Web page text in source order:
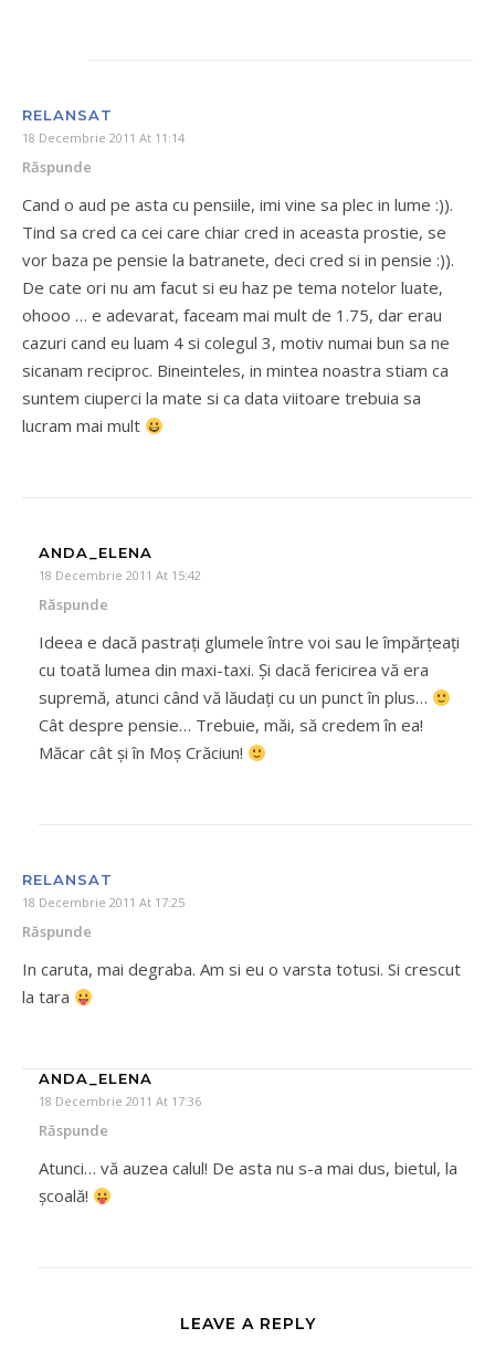
RELANSAT
18 Decembrie 2011 At 11:14
Răspunde
Cand o aud pe asta cu pensiile, imi vine sa plec in lume :)).
Tind sa cred ca cei care chiar cred in aceasta prostie, se
vor baza pe pensie la batranete, deci cred si in pensie :)).
De cate ori nu am facut si eu haz pe tema notelor luate,
ohooo … e adevarat, faceam mai mult de 1.75, dar erau
cazuri cand eu luam 4 si colegul 3, motiv numai bun sa ne
sicanam reciproc. Bineinteles, in mintea noastra stiam ca
suntem ciuperci la mate si ca data viitoare trebuia sa
lucram mai mult
ANDA_ELENA
18 Decembrie 2011 At 15:42
Răspunde
Ideea e dacă pastraţi glumele între voi sau le împărţeaţi
cu toată lumea din maxi-taxi. Şi dacă fericirea vă era
supremă, atunci când vă lăudaţi cu un punct în plus…
Cât despre pensie… Trebuie, măi, să credem în ea!
Măcar cât şi în Moş Crăciun!
RELANSAT
18 Decembrie 2011 At 17:25
Răspunde
In caruta, mai degraba. Am si eu o varsta totusi. Si crescut
la tara
ANDA_ELENA
18 Decembrie 2011 At 17:36
Răspunde
Atunci… vă auzea calul! De asta nu s-a mai dus, bietul, la
şcoală!
LEAVE A REPLY